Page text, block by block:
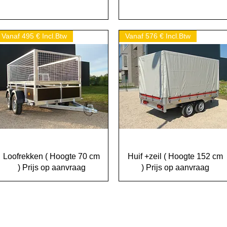
Snel overzicht
Vanaf 495 € Incl.Btw
Loofrekken ( Hoogte 70 cm
) Prijs op aanvraag
Snel overzicht
Vanaf 576 € Incl.Btw
Huif +zeil ( Hoogte 152 cm
) Prijs op aanvraag